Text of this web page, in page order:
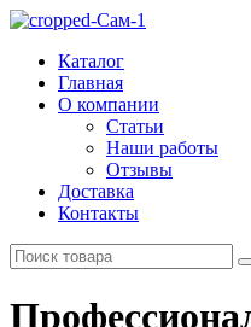
Каталог
Главная
О компании
Статьи
Наши работы
Отзывы
Доставка
Контакты